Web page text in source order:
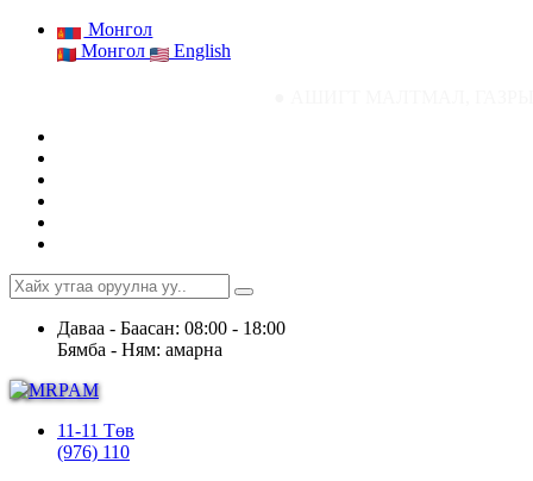
Монгол
Монгол
English
Даваа - Баасан: 08:00 - 18:00
Бямба - Ням: амарна
11-11 Төв
(976) 110